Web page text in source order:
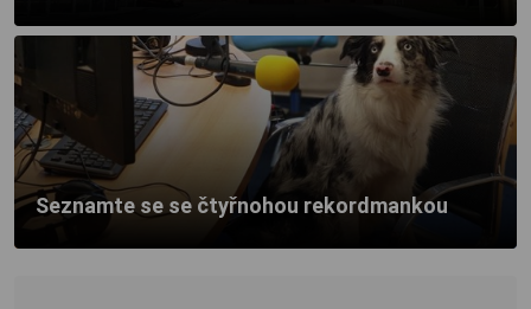
Seznamte se se čtyřnohou rekordmankou